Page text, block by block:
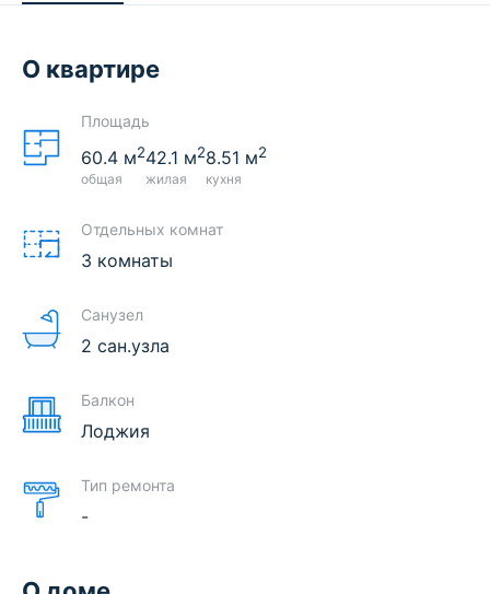
О квартире
Площадь
60.4 м2
общая
42.1 м2
жилая
8.51 м2
кухня
Отдельных комнат
3 комнаты
Санузел
2 сан.узла
Балкон
Лоджия
Тип ремонта
-